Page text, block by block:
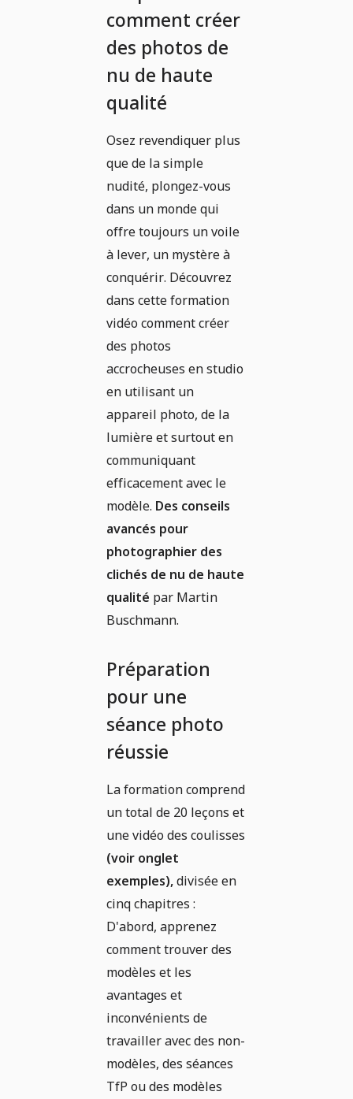
comment créer
des photos de
nu de haute
qualité
Osez revendiquer plus
que de la simple
nudité, plongez-vous
dans un monde qui
offre toujours un voile
à lever, un mystère à
conquérir. Découvrez
dans cette formation
vidéo comment créer
des photos
accrocheuses en studio
en utilisant un
appareil photo, de la
lumière et surtout en
communiquant
efficacement avec le
modèle. Des conseils
avancés pour
photographier des
clichés de nu de haute
qualité par Martin
Buschmann.
Préparation
pour une
séance photo
réussie
La formation comprend
un total de 20 leçons et
une vidéo des coulisses
(voir onglet
exemples),divisée en
cinq chapitres :
D'abord, apprenez
comment trouver des
modèles et les
avantages et
inconvénients de
travailler avec des non-
modèles, des séances
TfP ou des modèles